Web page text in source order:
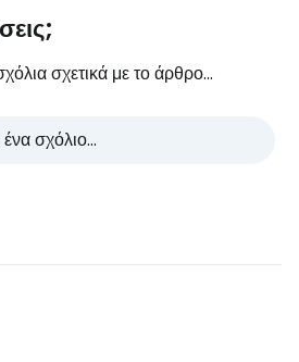
σχετικά με το άρθρο...
σχόλιο...